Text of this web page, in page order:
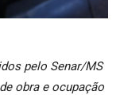
pelo Senar/MS
obra e ocupação